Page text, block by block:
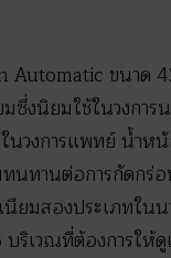
Automatic ขนาด
งนิยมใช้ในวงการ
นวงการแพทย์ น้ำห
ทนทานต่อการกัดกร่
นียมสองประเภทใน
ริเวณที่ต้องการให้ดู